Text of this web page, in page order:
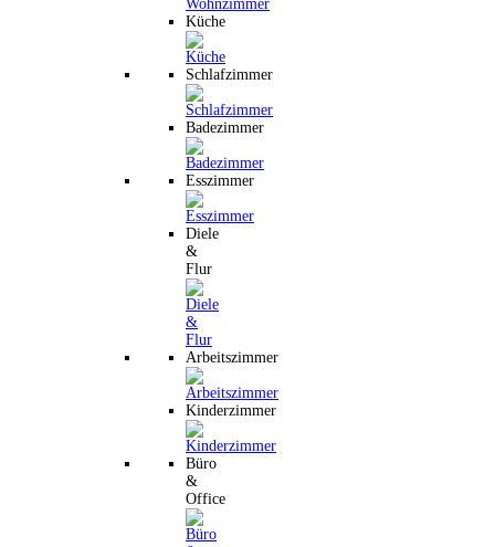
Küche
Schlafzimmer
Badezimmer
Esszimmer
Diele
&
Flur
Arbeitszimmer
Kinderzimmer
Büro
&
Office